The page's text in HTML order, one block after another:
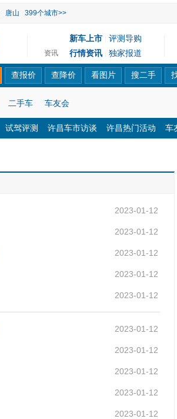
唐山 399个城市>>
资讯
新车上市
评测导购
行情资讯
独家报道
二手车 车友会
试驾评测 许昌车市访谈 许昌热门活动 车
2023-01-12
2023-01-12
2023-01-12
2023-01-12
2023-01-12
2023-01-12
2023-01-12
2023-01-12
2023-01-12
2023-01-12